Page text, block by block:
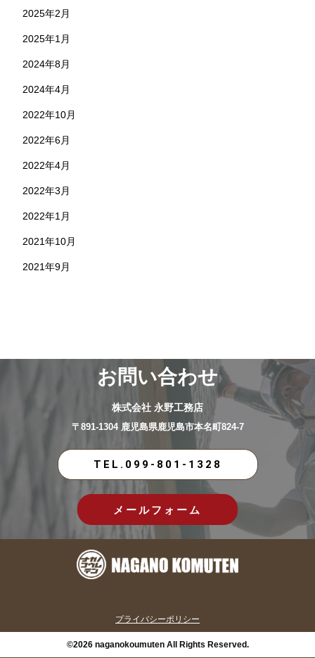
2025年2月
2025年1月
2024年8月
2024年4月
2022年10月
2022年6月
2022年4月
2022年3月
2022年1月
2021年10月
2021年9月
お問い合わせ
株式会社 永野工務店
〒891-1304 鹿児島県鹿児島市本名町824-7
TEL.099-801-1328
メールフォーム
プライバシーポリシー
©2026 naganokoumuten All Rights Reserved.